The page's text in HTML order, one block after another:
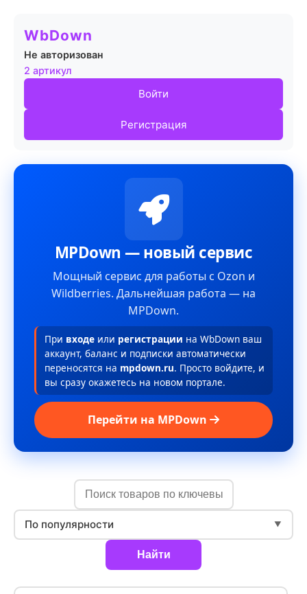
WbDown
Не авторизован
2 артикул
Войти
Регистрация
MPDown — новый сервис
Мощный сервис для работы с Ozon и
Wildberries. Дальнейшая работа — на
MPDown.
При входе или регистрации на WbDown ваш
аккаунт, баланс и подписки автоматически
переносятся на mpdown.ru. Просто войдите, и
вы сразу окажетесь на новом портале.
Перейти на MPDown
По популярности ▼
Найти